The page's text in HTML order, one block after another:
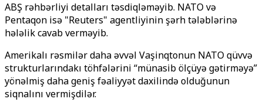
ABŞ rəhbərliyi detalları təsdiqləməyib. NATO və
Pentaqon isə "Reuters" agentliyinin şərh tələblərinə
hələlik cavab verməyib.
Amerikalı rəsmilər daha əvvəl Vaşinqtonun NATO qüvvə
strukturlarındakı töhfələrini “münasib ölçüyə gətirməyə”
yönəlmiş daha geniş fəaliyyət daxilində olduğunun
siqnalını vermişdilər.